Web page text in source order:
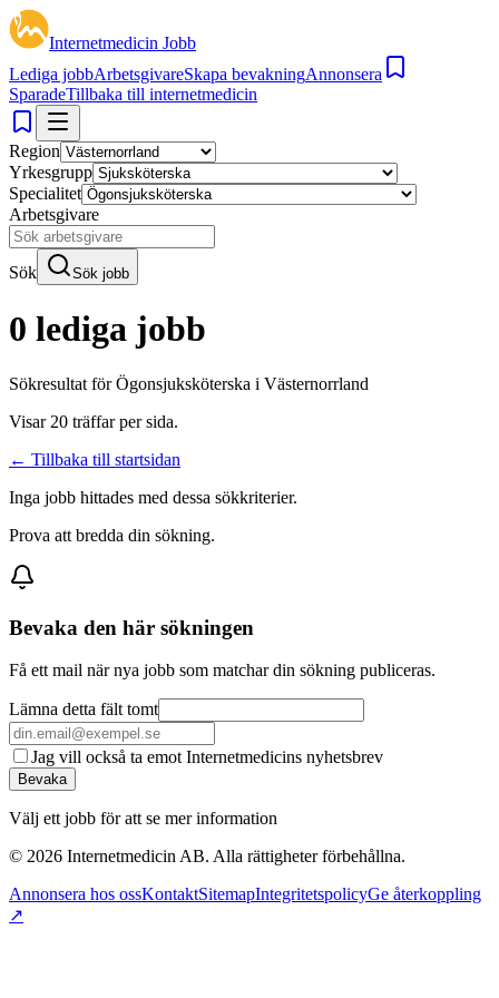
Internetmedicin Jobb
Lediga jobbArbetsgivareSkapa bevakningAnnonsera
SparadeTillbaka till internetmedicin
Region
Yrkesgrupp
Specialitet
Arbetsgivare
Sök Sök jobb
0 lediga jobb
Sökresultat förÖgonsjuksköterska i Västernorrland
Visar 20 träffar per sida.
← Tillbaka till startsidan
Inga jobb hittades med dessa sökkriterier.
Prova att bredda din sökning.
Bevaka den här sökningen
Få ett mail när nya jobb som matchar din sökning publiceras.
Lämna detta fält tomt
Jag vill också ta emot Internetmedicins nyhetsbrev
Bevaka
Välj ett jobb för att se mer information
© 2026 Internetmedicin AB. Alla rättigheter förbehållna.
Annonsera hos ossKontaktSitemapIntegritetspolicyGe återkoppling
↗